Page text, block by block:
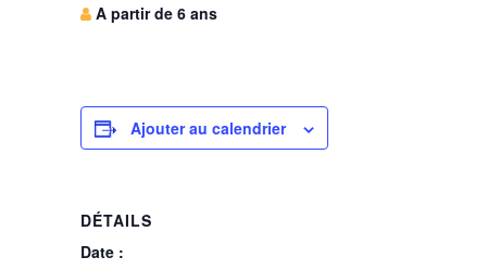
A partir de 6 ans
Ajouter au calendrier
DÉTAILS
Date :